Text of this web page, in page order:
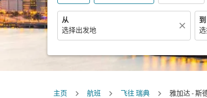
从
close
到
主页 航班 飞往 瑞典 雅加达 - 斯